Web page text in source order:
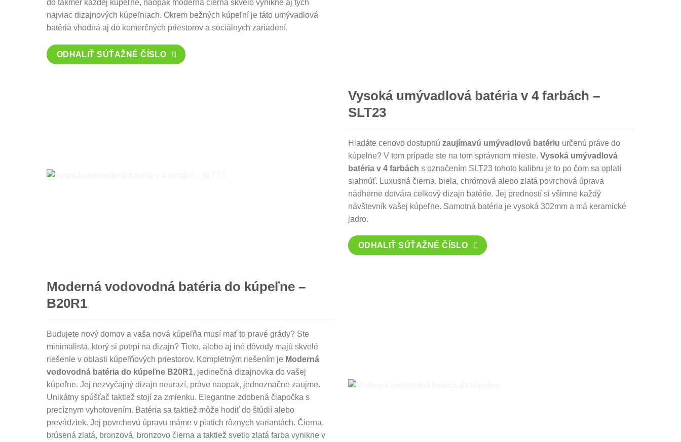
do takmer každej kúpeľne, naopak moderná čierna skvelo vynikne aj tých
najviac dizajnových kúpeľniach. Okrem bežných kúpeľní je táto umývadlová
batéria vhodná aj do komerčných priestorov a sociálnych zariadení.
ODHALIŤ SÚŤAŽNÉ ČÍSLO
Vysoká umývadlová batéria v 4 farbách –
SLT23
Hladáte cenovo dostupnú zaujímavú umývadlovú batériu určenú práve do
kúpelne? V tom prípade ste na tom správnom mieste. Vysoká umývadlová
batéria v 4 farbách s označením SLT23 tohoto kalibru je to po čom sa oplatí
siahnúť. Luxusná čierna, biela, chrómová alebo zlatá povrchová úprava
nádherne dotvára celkový dizajn batérie. Jej predností si všimne každý
návštevník vašej kúpeľne. Samotná batéria je vysoká 302mm a má keramické
jadro.
ODHALIŤ SÚŤAŽNÉ ČÍSLO
Moderná vodovodná batéria do kúpeľne –
B20R1
Budujete nový domov a vaša nová kúpeľňa musí mať to pravé grády? Ste
minimalista, ktorý si potrpí na dizajn? Tieto, alebo aj iné dôvody majú skvelé
riešenie v oblasti kúpeľňových priestorov. Kompletným riešením je Moderná
vodovodná batéria do kúpeľne B20R1, jedinečná dizajnovka do vašej
kúpeľne. Jej nezvyčajný dizajn neurazí, práve naopak, jednoznačne zaujme.
Unikátny spúšťač taktiež stojí za zmienku. Elegantne zdobená čiapočka s
precíznym vyhotovením. Batéria sa taktiež môže hodiť do štúdií alebo
prevádziek. Jej povrchovú úpravu máme v piatich rôznych variantách. Čierna,
brúsená zlatá, bronzová, bronzovo čierna a taktiež svetlo zlatá farba vynikne v